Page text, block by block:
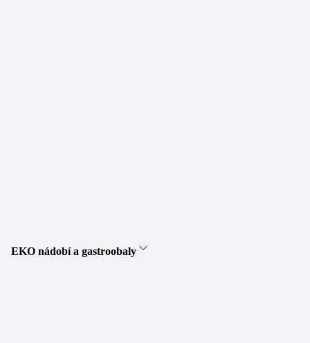
EKO nádobí a gastroobaly